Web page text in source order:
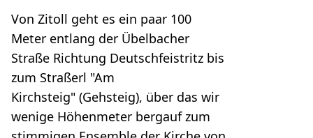
Von Zitoll geht es ein paar 100
Meter entlang der Übelbacher
Straße Richtung Deutschfeistritz bis
zum Straßerl "Am
Kirchsteig" (Gehsteig), über das wir
wenige Höhenmeter bergauf zum